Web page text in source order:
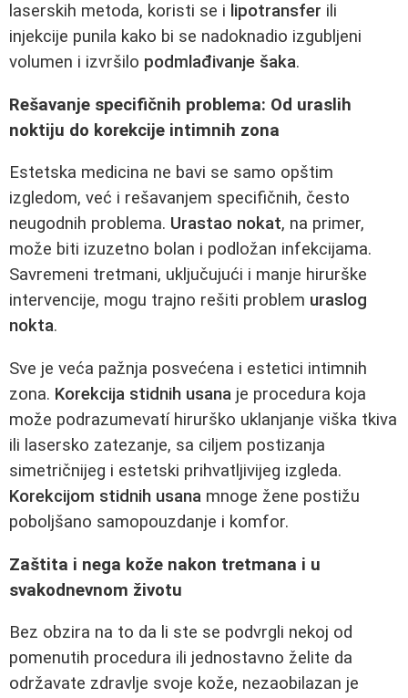
laserskih metoda, koristi se i lipotransfer ili
injekcije punila kako bi se nadoknadio izgubljeni
volumen i izvršilo podmlađivanje šaka.
Rešavanje specifičnih problema: Od uraslih
noktiju do korekcije intimnih zona
Estetska medicina ne bavi se samo opštim
izgledom, već i rešavanjem specifičnih, često
neugodnih problema. Urastao nokat, na primer,
može biti izuzetno bolan i podložan infekcijama.
Savremeni tretmani, uključujući i manje hirurške
intervencije, mogu trajno rešiti problem uraslog
nokta.
Sve je veća pažnja posvećena i estetici intimnih
zona. Korekcija stidnih usana je procedura koja
može podrazumevatí hirurško uklanjanje viška tkiva
ili lasersko zatezanje, sa ciljem postizanja
simetričnijeg i estetski prihvatljivijeg izgleda.
Korekcijom stidnih usana mnoge žene postižu
poboljšano samopouzdanje i komfor.
Zaštita i nega kože nakon tretmana i u
svakodnevnom životu
Bez obzira na to da li ste se podvrgli nekoj od
pomenutih procedura ili jednostavno želite da
održavate zdravlje svoje kože, nezaobilazan je